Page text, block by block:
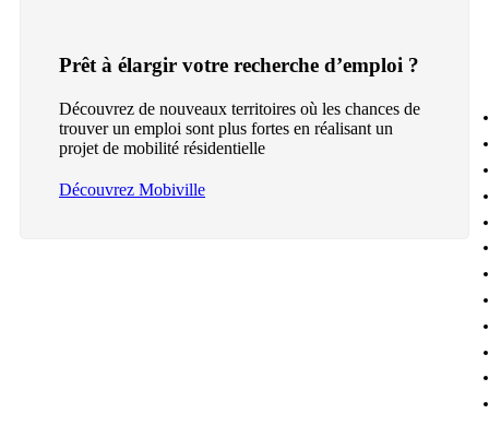
Prêt à élargir votre recherche d’emploi ?
Découvrez de nouveaux territoires où les chances de
trouver un emploi sont plus fortes en réalisant un
projet de mobilité résidentielle
Découvrez Mobiville